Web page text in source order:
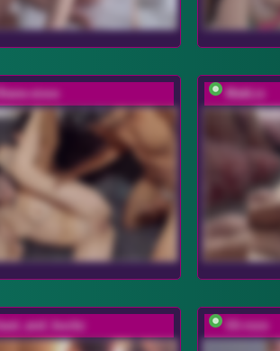
Diane-sixxx MakLiz
bast_and_buckz lili-roze